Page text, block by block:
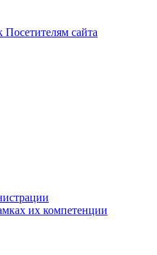
Посетителям сайта
их компетенции